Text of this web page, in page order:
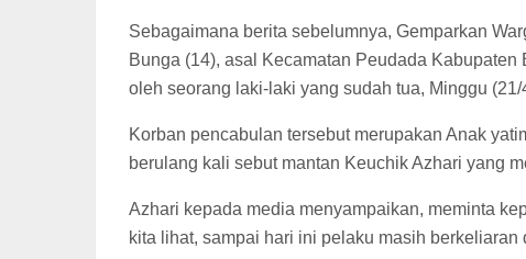
Sebagaimana berita sebelumnya, Gemparkan
Bunga (14), asal Kecamatan Peudada
oleh seorang laki-laki yang sudah tua, Minggu (21/
Korban pencabulan tersebut merupakan Anak
berulang kali sebut mantan Keuchik Azhari yang
Azhari kepada media menyampaikan, meminta
kita lihat, sampai hari ini pelaku masih